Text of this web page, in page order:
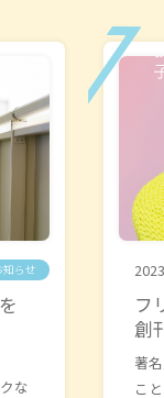
知らせ
な
フ
創
著
こ